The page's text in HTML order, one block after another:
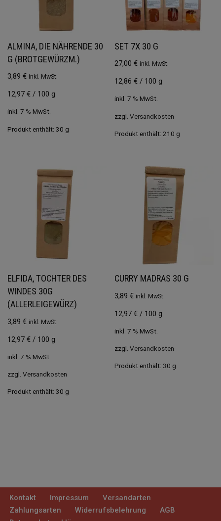
ALMINA, DIE NÄHRENDE 30
G (BROTGEWÜRZM.)
3,89 € inkl. MwSt.
12,97 € / 100 g
inkl. 7 % MwSt.
Produkt enthält: 30 g
SET 7X 30 G
27,00€ inkl. MwSt.
12,86€ / 100 g
inkl. 7 % MwSt.
zzgl.Versandkosten
Produkt enthält: 210 g
ELFIDA, TOCHTER DES
WINDES 30G
(ALLERLEIGEWÜRZ)
3,89 € inkl. MwSt.
12,97 € / 100 g
inkl. 7 % MwSt.
zzgl. Versandkosten
Produkt enthält: 30 g
CURRY MADRAS 30 G
3,89€ inkl. MwSt.
12,97€ / 100 g
inkl. 7 % MwSt.
zzgl.Versandkosten
Produkt enthält: 30 g
Kontakt Impressum
Versandarten
Zahlungsarten
Widerrufsbelehrung
AGB